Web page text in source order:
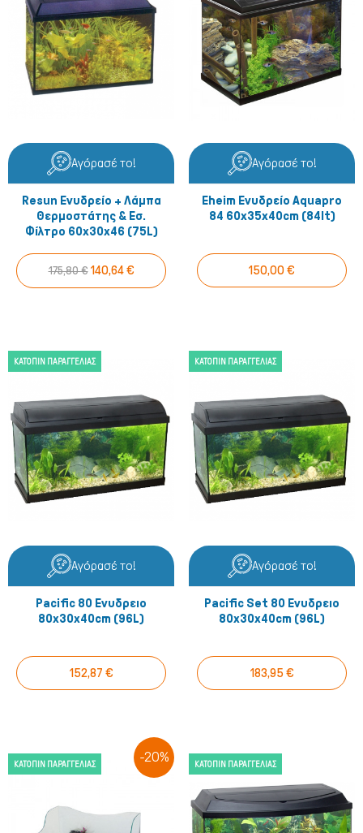
Αγόρασέ το!
Resun Ενυδρείο + Λάμπα
Θερμοστάτης & Εσ.
Φίλτρο 60x30x46 (75L)
175,80 € 140,64 €
Αγόρασέ το!
Eheim Ενυδρείο Aquapro
84 60x35x40cm (84lt)
150,00 €
ΚΑΤΌΠΙΝ ΠΑΡΑΓΓΕΛΊΑΣ
Αγόρασέ το!
Pacific 80 Ενυδρειο
80x30x40cm (96L)
152,87 €
ΚΑΤΌΠΙΝ ΠΑΡΑΓΓΕΛΊΑΣ
Αγόρασέ το!
Pacific Set 80 Ενυδρειο
80x30x40cm (96L)
183,95 €
-20%
ΚΑΤΌΠΙΝ ΠΑΡΑΓΓΕΛΊΑΣ ΚΑΤΌΠΙΝ ΠΑΡΑΓΓΕΛΊΑΣ